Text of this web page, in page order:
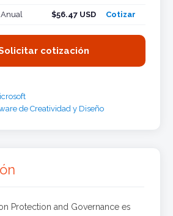
Anual $56.47 USD Cotizar
cotización
de Creatividad y Diseño
Protection and Governance es